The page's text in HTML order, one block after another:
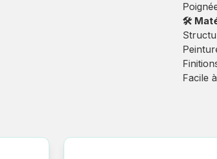
🛠️
Facile